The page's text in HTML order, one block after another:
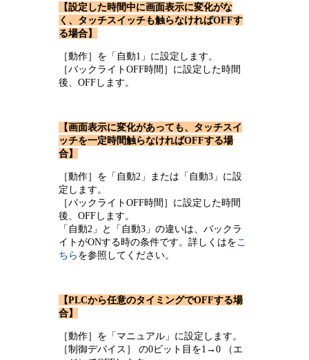
【設定した時間中に画面表示に変化がな
く、タッチスイッチも触らなければOFFす
る場合】
［動作］を「自動1」に設定します。
［バックライトOFF時間］に設定した時間
後、OFFします。
【画面表示に変化があっても、タッチスイ
ッチを一定時間触らなければOFFする場
合】
［動作］を「自動2」または「自動3」に設
定します。
［バックライトOFF時間］に設定した時間
後、OFFします。
「自動2」と「自動3」の違いは、バックラ
イトがONする時の条件です。詳しくはをこ
ちらを参照してください。
【PLCから任意のタイミングでOFFする場
合】
［動作］を「マニュアル」に設定します。
［制御デバイス］ の0ビット目を1→0 （エ